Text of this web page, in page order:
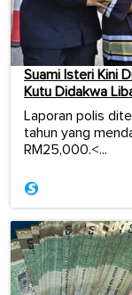
Suami Isteri Kini
Kutu Didakwa
Laporan polis
tahun yang
RM25,000.<...